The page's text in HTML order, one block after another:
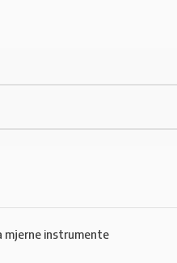
mjerne instrumente